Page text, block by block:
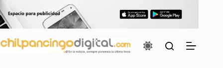
Saltar
al
contenido